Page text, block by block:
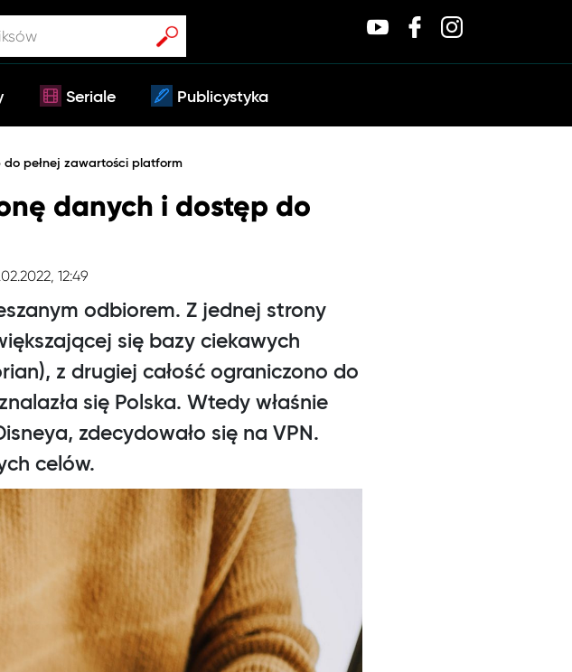
Seriale Publicystyka
do pełnej zawartości platform
danych i dostęp do
12:49
odbiorem. Z jednej strony
się bazy ciekawych
z drugiej całość ograniczono do
się Polska. Wtedy właśnie
zdecydowało się na VPN.
celów.